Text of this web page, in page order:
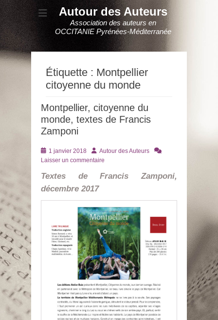
Autour des Auteurs
Association des auteurs en
OCCITANIE Pyrénées-Méditerranée
Étiquette : Montpellier
citoyenne du monde
Montpellier, citoyenne du
monde, textes de Francis
Zamponi
Posté
le
1 janvier 2018 AuteurAutour des Auteurs
Laisser un commentaire
Textes de Francis Zamponi,
décembre 2017